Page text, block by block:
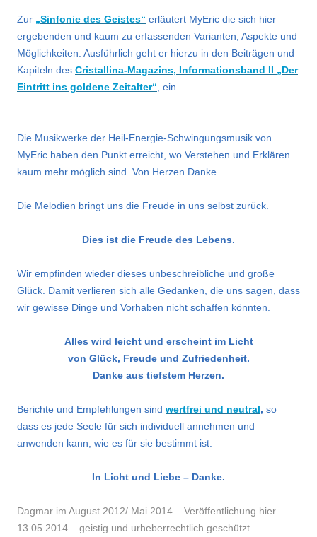
Zur „Sinfonie des Geistes“ erläutert MyEric die sich hier
ergebenden und kaum zu erfassenden Varianten, Aspekte und
Möglichkeiten. Ausführlich geht er hierzu in den Beiträgen und
Kapiteln des Cristallina-Magazins, Informationsband II „Der
Eintritt ins goldene Zeitalter“ , ein.
Die Musikwerke der Heil-Energie-Schwingungsmusik von
MyEric haben den Punkt erreicht, wo Verstehen und Erklären
kaum mehr möglich sind. Von Herzen Danke.
Die Melodien bringt uns die Freude in uns selbst zurück.
Dies ist die Freude des Lebens.
Wir empfinden wieder dieses unbeschreibliche und große
Glück. Damit verlieren sich alle Gedanken, die uns sagen, dass
wir gewisse Dinge und Vorhaben nicht schaffen könnten.
Alles wird leicht und erscheint im Licht
von Glück, Freude und Zufriedenheit.
Danke aus tiefstem Herzen.
Berichte und Empfehlungen sind wertfrei und neutral, so
dass es jede Seele für sich individuell annehmen und
anwenden kann, wie es für sie bestimmt ist.
In Licht und Liebe – Danke.
Dagmar im August 2012/ Mai 2014 – Veröffentlichung hier
13.05.2014 – geistig und urheberrechtlich geschützt –